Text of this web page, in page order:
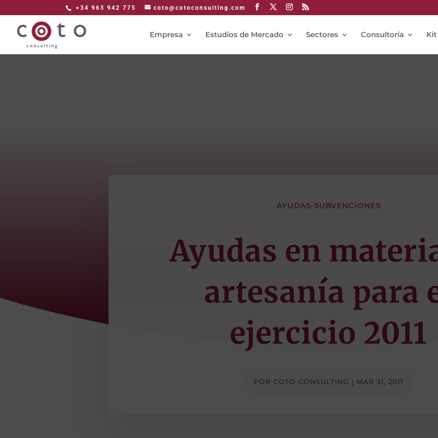
+34 963 942 775 coto@cotoconsulting.com
Empresa Estudios de Mercado Sectores Consultoría
AYUDAS-SUBVENCIONES
Ayudas en
artesanía para
ejercicio 2011
POR COTO CONSULTING | MAR 31, 2011